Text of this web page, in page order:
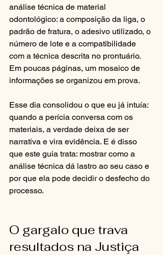
análise técnica de material
odontológico: a composição da liga, o
padrão de fratura, o adesivo utilizado, o
número de lote e a compatibilidade
com a técnica descrita no prontuário.
Em poucas páginas, um mosaico de
informações se organizou em prova.
Esse dia consolidou o que eu já intuía:
quando a perícia conversa com os
materiais, a verdade deixa de ser
narrativa e vira evidência. E é disso
que este guia trata: mostrar como a
análise técnica dá lastro ao seu caso e
por que ela pode decidir o desfecho do
processo.
O gargalo que trava
resultados na Justiça